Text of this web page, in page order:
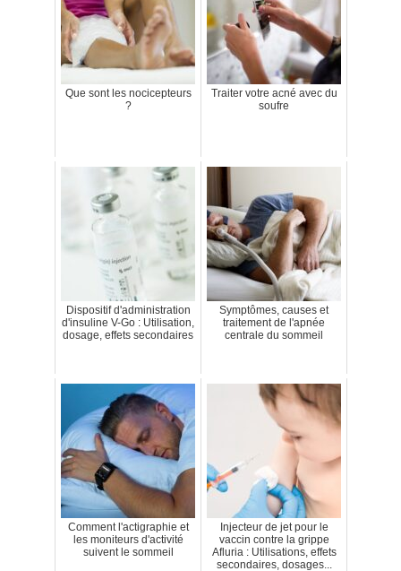
Que sont les nocicepteurs
?
Traiter votre acné avec du
soufre
Dispositif d'administration
d'insuline V-Go : Utilisation,
dosage, effets secondaires
Symptômes, causes et
traitement de l'apnée
centrale du sommeil
Comment l'actigraphie et
les moniteurs d'activité
suivent le sommeil
Injecteur de jet pour le
vaccin contre la grippe
Afluria : Utilisations, effets
secondaires, dosages...